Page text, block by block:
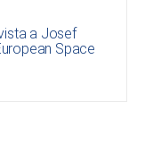
a Josef
Space